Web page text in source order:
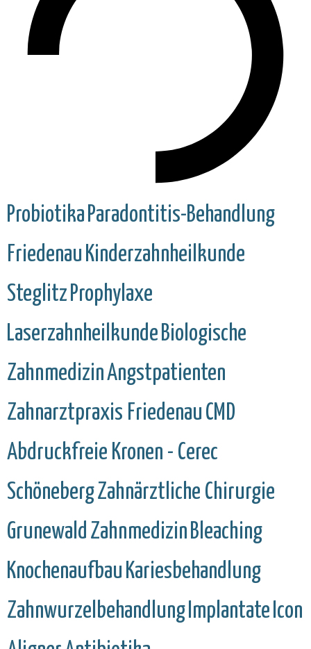
Probiotika Paradontitis-Behandlung
Friedenau Kinderzahnheilkunde
Steglitz Prophylaxe
Laserzahnheilkunde Biologische
ZahnmedizinAngstpatienten
Zahnarztpraxis Friedenau CMD
Abdruckfreie Kronen - Cerec
SchönebergZahnärztliche Chirurgie
Grunewald Zahnmedizin Bleaching
Knochenaufbau Kariesbehandlung
Zahnwurzelbehandlung Implantate Icon